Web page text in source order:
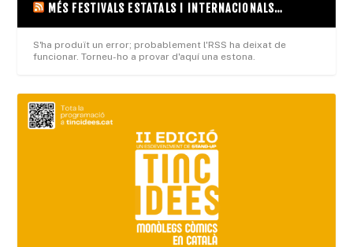
MÉS FESTIVALS ESTATALS I INTERNACIONALS…
S'ha produït un error; probablement l'RSS ha deixat de
funcionar. Torneu-ho a provar d'aquí una estona.